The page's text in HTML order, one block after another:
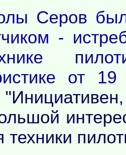
Серов
-
от
техники